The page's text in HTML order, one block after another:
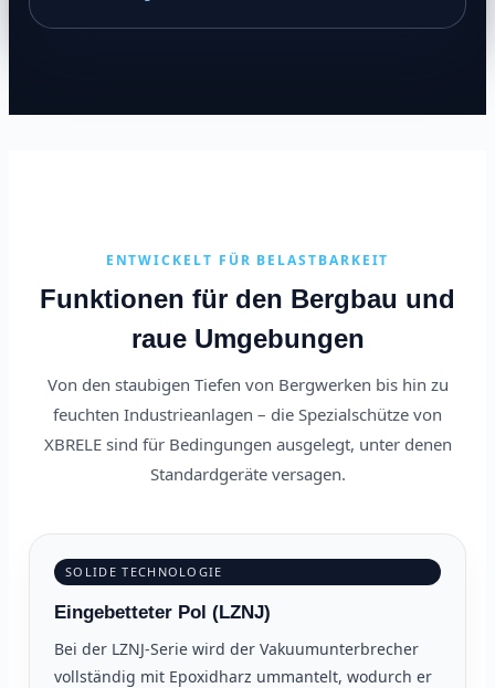
ENTWICKELT FÜR BELASTBARKEIT
Funktionen für den Bergbau und
raue Umgebungen
Von den staubigen Tiefen von Bergwerken bis hin zu
feuchten Industrieanlagen – die Spezialschütze von
XBRELE sind für Bedingungen ausgelegt, unter denen
Standardgeräte versagen.
SOLIDE TECHNOLOGIE
Eingebetteter Pol (LZNJ)
Bei der LZNJ-Serie wird der Vakuumunterbrecher
vollständig mit Epoxidharz ummantelt, wodurch er